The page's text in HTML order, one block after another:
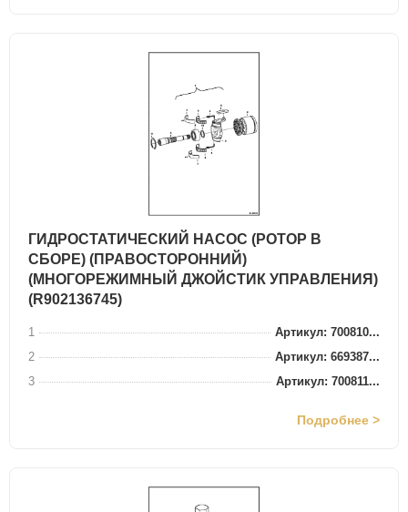
ГИДРОСТАТИЧЕСКИЙ НАСОС (РОТОР В
СБОРЕ) (ПРАВОСТОРОННИЙ)
(МНОГОРЕЖИМНЫЙ ДЖОЙСТИК УПРАВЛЕНИЯ)
(R902136745)
1
Артикул: 700810...
2
Артикул: 669387...
3
Артикул: 700811...
Подробнее >